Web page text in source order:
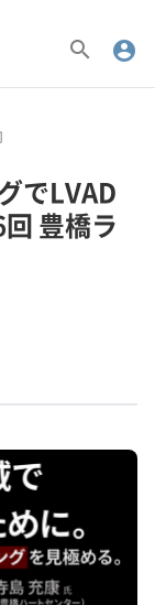
search account_circle
でLVAD
豊橋ラ